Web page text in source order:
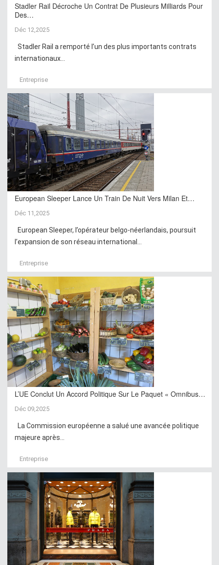
Stadler Rail Décroche Un Contrat De Plusieurs Milliards Pour
Des…
Déc 12,2025
Stadler Rail a remporté l’un des plus importants contrats
internationaux...
Entreprise
European Sleeper Lance Un Train De Nuit Vers Milan Et…
Déc 11,2025
European Sleeper, l’opérateur belgo-néerlandais, poursuit
l’expansion de son réseau international...
Entreprise
L’UE Conclut Un Accord Politique Sur Le Paquet « Omnibus…
Déc 09,2025
La Commission européenne a salué une avancée politique
majeure après...
Entreprise